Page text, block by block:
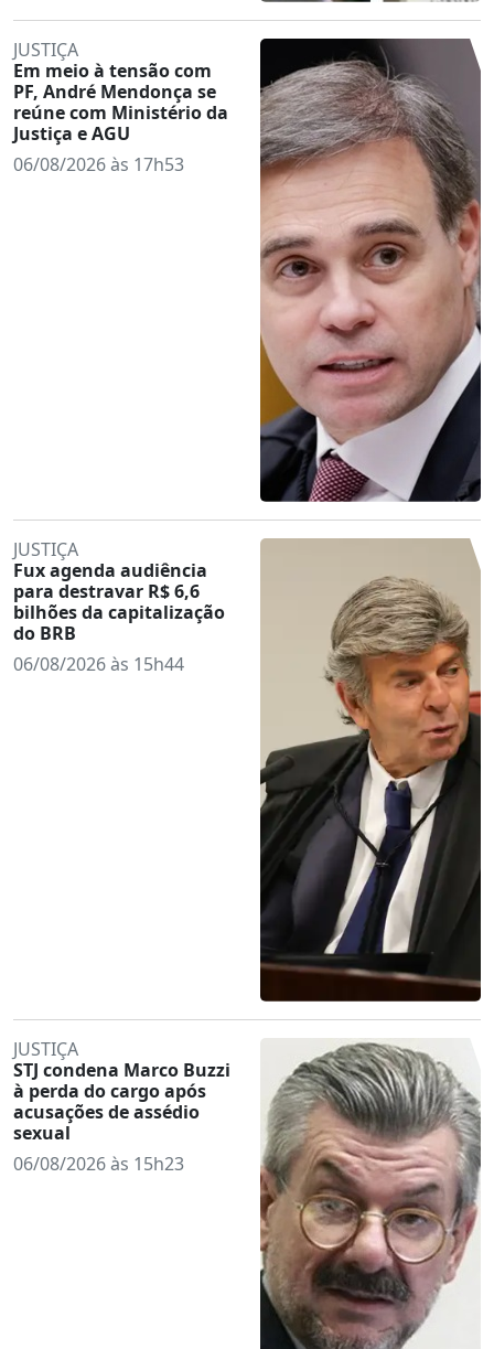
JUSTIÇA
Em meio à tensão com
PF, André Mendonça se
reúne com Ministério da
Justiça e AGU
06/08/2026 às 17h53
JUSTIÇA
Fux agenda audiência
para destravar R$ 6,6
bilhões da capitalização
do BRB
06/08/2026 às 15h44
JUSTIÇA
STJ condena Marco Buzzi
à perda do cargo após
acusações de assédio
sexual
06/08/2026 às 15h23